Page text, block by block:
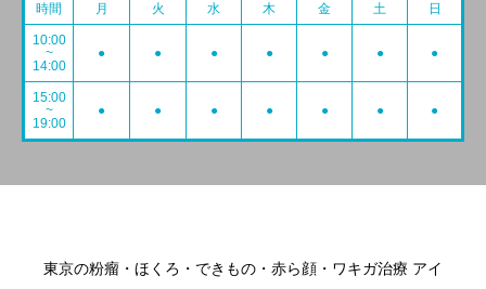
時間 月 火 水 木 金 土 日
10:00
~
14:00
● ● ● ● ● ● ●
15:00
~
19:00
● ● ● ● ● ● ●
東京の粉瘤・ほくろ・できもの・赤ら顔・ワキガ治療 アイ